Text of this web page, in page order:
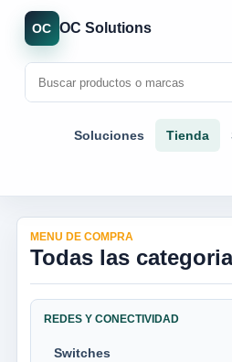
OC OC Solutions
Soluciones Tienda
MENU DE COMPRA
Todas las
REDES Y CONECTIVIDAD
Switches